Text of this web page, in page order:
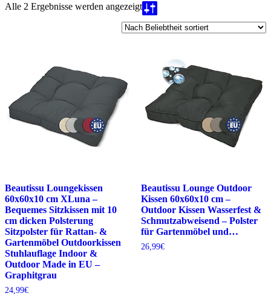
Alle 2 Ergebnisse werden angezeigtNach
Beliebtheit
sortiert
Beautissu Loungekissen
60x60x10 cm XLuna –
Bequemes Sitzkissen mit 10
cm dicken Polsterung
Sitzpolster für Rattan- &
Gartenmöbel Outdoorkissen
Stuhlauflage Indoor &
Outdoor Made in EU –
Graphitgrau
24,99€
Beautissu Lounge Outdoor
Kissen 60x60x10 cm –
Outdoor Kissen Wasserfest &
Schmutzabweisend – Polster
für Gartenmöbel und…
26,99€